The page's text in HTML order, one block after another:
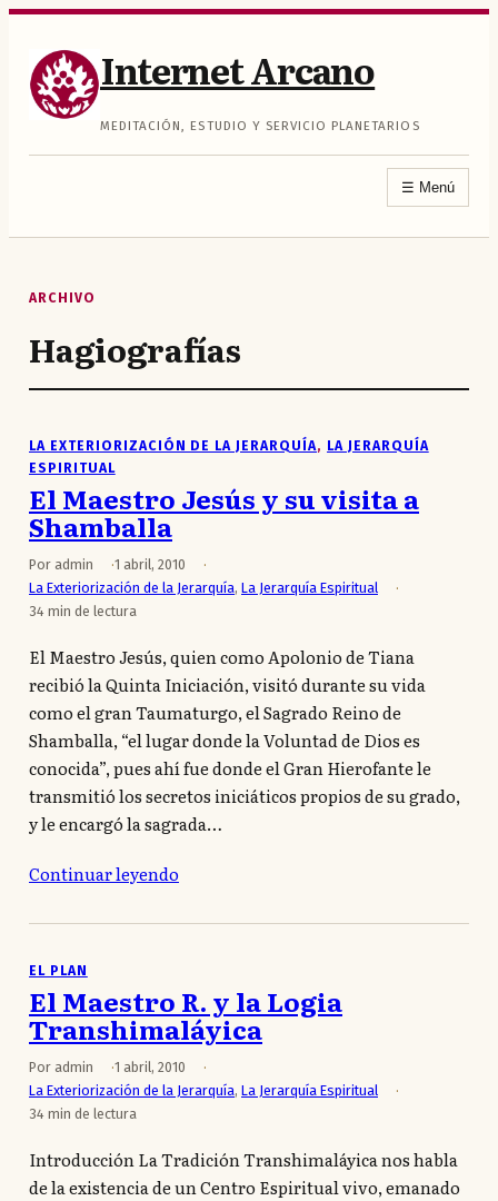
Saltar
contenido Internet Arcano
MEDITACIÓN, ESTUDIO Y SERVICIO PLANETARIOS
☰ Menú
ARCHIVO
Hagiografías
LA EXTERIORIZACIÓN DE LA JERARQUÍA,
LA JERARQUÍA
ESPIRITUAL
El Maestro Jesús y su visita a
Shamballa
Por admin
1 abril, 2010
La Exteriorización de la Jerarquía, La Jerarquía Espiritual
34 min de lectura
El Maestro Jesús, quien como Apolonio de Tiana
recibió la Quinta Iniciación, visitó durante su vida
como el gran Taumaturgo, el Sagrado Reino de
Shamballa, “el lugar donde la Voluntad de Dios es
conocida”, pues ahí fue donde el Gran Hierofante le
transmitió los secretos iniciáticos propios de su grado,
y le encargó la sagrada…
Continuar leyendo
EL PLAN
El Maestro R. y la Logia
Transhimaláyica
Por admin
1 abril, 2010
La Exteriorización de la Jerarquía, La Jerarquía Espiritual
34 min de lectura
Introducción La Tradición Transhimaláyica nos habla
de la existencia de un Centro Espiritual vivo, emanado